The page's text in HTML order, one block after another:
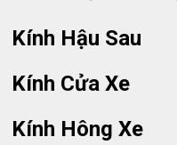
Kính Hậu Sau
Kính Cửa Xe
Kính Hông Xe